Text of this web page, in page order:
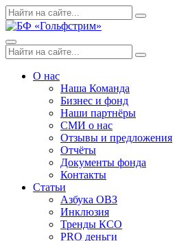
Skip
to
Поиск
по:
Search
Menu
Поиск
по:
Search
О нас
Наша Команда
Бизнес и фонд
Наши партнёры
СМИ о нас
Отзывы и предложения
Отчёты
Документы фонда
Контакты
Статьи
Азбука ОВЗ
Инклюзия
Тренды КСО
PRO деньги